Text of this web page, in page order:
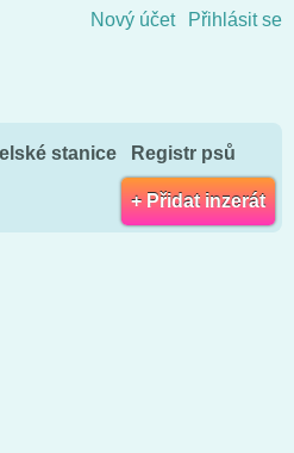
Nový účet Přihlásit se
stanice Registr psů
+ Přidat inzerát